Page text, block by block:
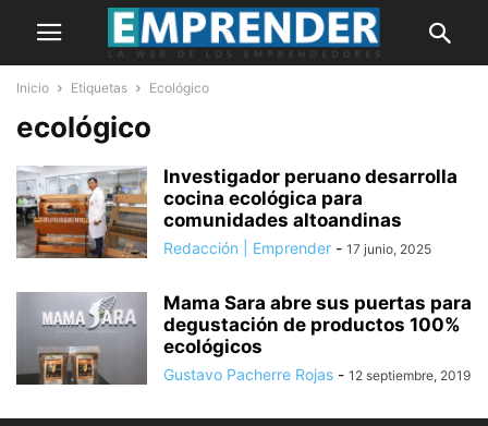
Inicio Etiquetas Ecológico
ecológico
Investigador peruano desarrolla
cocina ecológica para
comunidades altoandinas
Redacción | Emprender - 17 junio, 2025
Mama Sara abre sus puertas para
degustación de productos 100%
ecológicos
Gustavo Pacherre Rojas - 12 septiembre, 2019